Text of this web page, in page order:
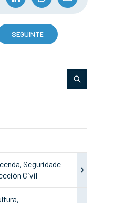
SEGUINTE
Seguridade
Civil